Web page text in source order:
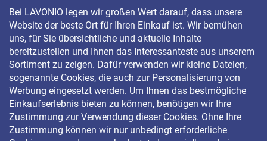
Bei LAVONIO legen wir großen Wert darauf, dass unsere
Website der beste Ort für Ihren Einkauf ist. Wir bemühen
uns, für Sie übersichtliche und aktuelle Inhalte
bereitzustellen und Ihnen das Interessanteste aus unserem
Sortiment zu zeigen. Dafür verwenden wir kleine Dateien,
sogenannte Cookies, die auch zur Personalisierung von
Werbung eingesetzt werden. Um Ihnen das bestmögliche
Einkaufserlebnis bieten zu können, benötigen wir Ihre
Zustimmung zur Verwendung dieser Cookies. Ohne Ihre
Zustimmung können wir nur unbedingt erforderliche
LAVONIO in der Welt
Für Aktionen, Gewinnspiele und Rabatte folgen Sie uns auf: